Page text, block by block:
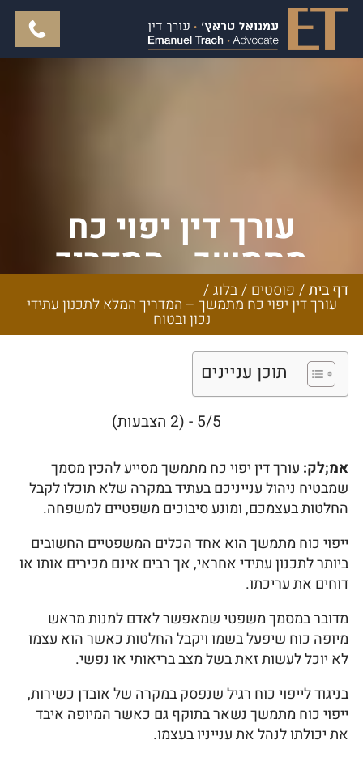
עורך דין יפוי כח
מתמשך - המדריך
המלא לתכנון עתידי
נכון ובטוח
דף בית/ פוסטים /בלוג/
עורך דין יפוי כח מתמשך – המדריך המלא לתכנון עתידי
נכון ובטוח
תוכן עניינים
5/5 - (2 הצבעות)
אמ;לק: עורך דין יפוי כח מתמשך מסייע להכין מסמך
שמבטיח ניהול ענייניכם בעתיד במקרה שלא תוכלו לקבל
החלטות בעצמכם, ומונע סיבוכים משפטיים למשפחה.
ייפוי כוח מתמשך הוא אחד הכלים המשפטיים החשובים
ביותר לתכנון עתידי אחראי, אך רבים אינם מכירים אותו או
דוחים את עריכתו.
מדובר במסמך משפטי שמאפשר לאדם למנות מראש
מיופה כוח שיפעל בשמו ויקבל החלטות כאשר הוא עצמו
לא יוכל לעשות זאת בשל מצב בריאותי או נפשי.
בניגוד לייפוי כוח רגיל שנפסק במקרה של אובדן כשירות,
ייפוי כוח מתמשך נשאר בתוקף גם כאשר המיופה איבד
את יכולתו לנהל את ענייניו בעצמו.